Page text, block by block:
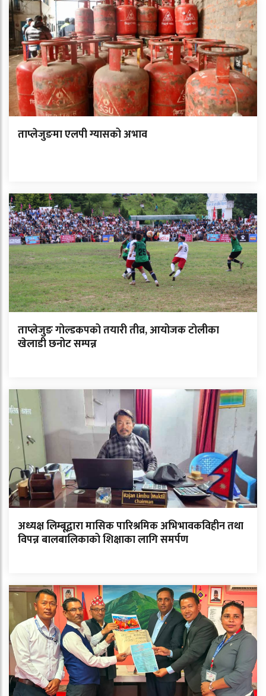
ताप्लेजुङमा एलपी ग्यासको अभाव
ताप्लेजुङ गोल्डकपको तयारी तीव्र, आयोजक टोलीका
खेलाडी छनोट सम्पन्न
अध्यक्ष लिम्बूद्वारा मासिक पारिश्रमिक अभिभावकविहीन तथा
विपन्न बालबालिकाको शिक्षाका लागि समर्पण